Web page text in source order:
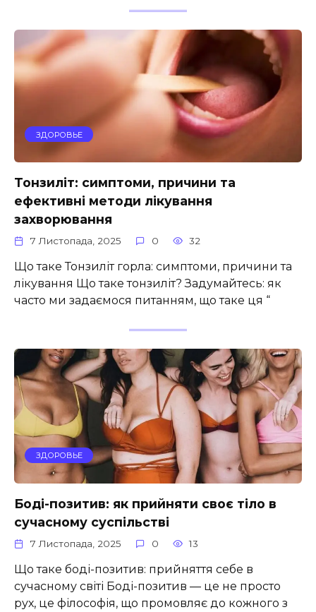
ЗДОРОВЬЕ
Тонзиліт: симптоми, причини та
ефективні методи лікування
захворювання
7 Листопада, 2025 0 32
Що таке Тонзиліт горла: симптоми, причини та
лікування Що таке тонзиліт? Задумайтесь: як
часто ми задаємося питанням, що таке ця “
ЗДОРОВЬЕ
Боді-позитив: як прийняти своє тіло в
сучасному суспільстві
7 Листопада, 2025 0 13
Що таке боді-позитив: прийняття себе в
сучасному світі Боді-позитив — це не просто
рух, це філософія, що промовляє до кожного з